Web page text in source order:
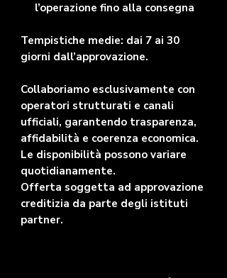
l’operazione fino alla consegna
Tempistiche medie: dai 7 ai 30
giorni dall’approvazione.
Collaboriamo esclusivamente con
operatori strutturati e canali
ufficiali, garantendo trasparenza,
affidabilità e coerenza economica.
Le disponibilità possono variare
quotidianamente.
Offerta soggetta ad approvazione
creditizia da parte degli istituti
partner.